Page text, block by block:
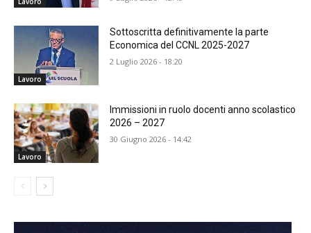
Lavoro
Sottoscritta definitivamente la parte
Economica del CCNL 2025-2027
2 Luglio 2026 - 18:20
Lavoro
Immissioni in ruolo docenti anno scolastico
2026 – 2027
30 Giugno 2026 - 14:42